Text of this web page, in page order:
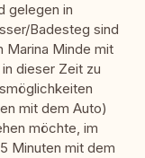
gelegen in
Badesteg sind
Marina Minde mit
dieser Zeit zu
mit dem Auto)
möchte, im
Minuten mit dem